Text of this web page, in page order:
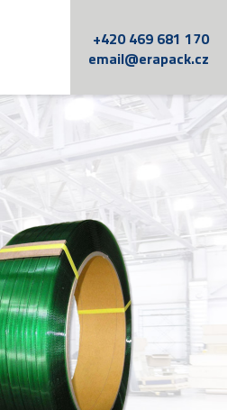
+420 469 681 170
email@erapack.cz